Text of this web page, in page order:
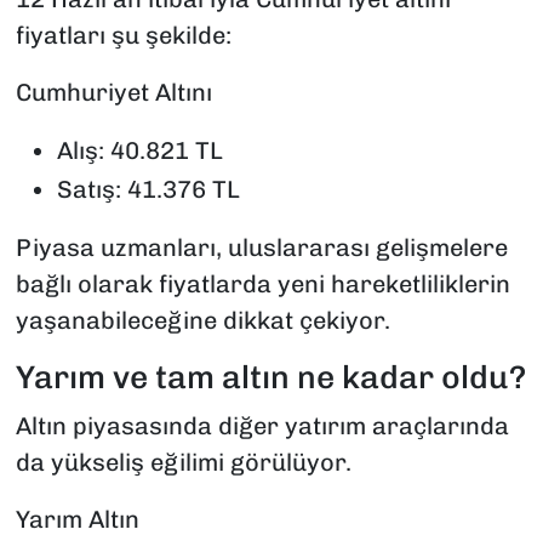
fiyatları şu şekilde:
Cumhuriyet Altını
Alış: 40.821 TL
Satış: 41.376 TL
Piyasa uzmanları, uluslararası gelişmelere
bağlı olarak fiyatlarda yeni hareketliliklerin
yaşanabileceğine dikkat çekiyor.
Yarım ve tam altın ne kadar oldu?
Altın piyasasında diğer yatırım araçlarında
da yükseliş eğilimi görülüyor.
Yarım Altın